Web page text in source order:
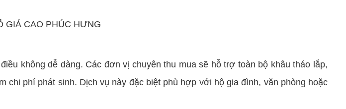
không dễ dàng. Các đơn vị chuyên thu mua sẽ hỗ trợ toàn bộ khâu tháo lắp,
chi phí phát sinh. Dịch vụ này đặc biệt phù hợp với hộ gia đình, văn phòng hoặc